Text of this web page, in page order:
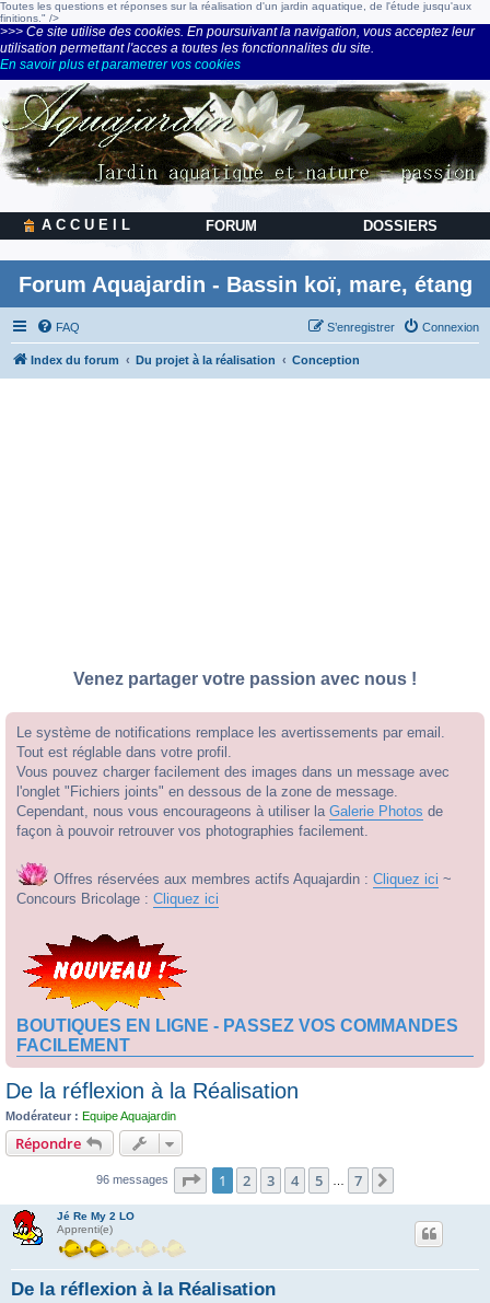
Toutes les questions et réponses sur la réalisation d'un jardin aquatique, de l'étude jusqu'aux
finitions." />
>>> Ce site utilise des cookies. En poursuivant la navigation, vous acceptez leur
utilisation permettant l'acces a toutes les fonctionnalites du site.
En savoir plus et parametrer vos cookies
A C C U E I L FORUM DOSSIERS
Forum Aquajardin - Bassin koï, mare, étang
FAQ Connexion
S’enregistrer
Index du forum Du projet à la réalisation Conception
Venez partager votre passion avec nous !
Le système de notifications remplace les avertissements par email.
Tout est réglable dans votre profil.
Vous pouvez charger facilement des images dans un message avec
l'onglet "Fichiers joints" en dessous de la zone de message.
Cependant, nous vous encourageons à utiliser la Galerie Photos de
façon à pouvoir retrouver vos photographies facilement.
Offres réservées aux membres actifs Aquajardin : Cliquez ici ~
Concours Bricolage : Cliquez ici
BOUTIQUES EN LIGNE - PASSEZ VOS COMMANDES
FACILEMENT
De la réflexion à la Réalisation
Modérateur : Equipe Aquajardin
Répondre
96 messages Page 1sur7
1 2 3 4 5 7
Jé Re My 2 LO
Apprenti(e)
De la réflexion à la Réalisation